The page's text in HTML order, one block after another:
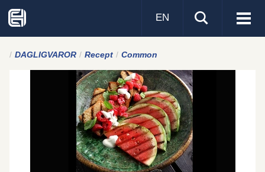
Visa
EN
DAGLIGVAROR Recept Common